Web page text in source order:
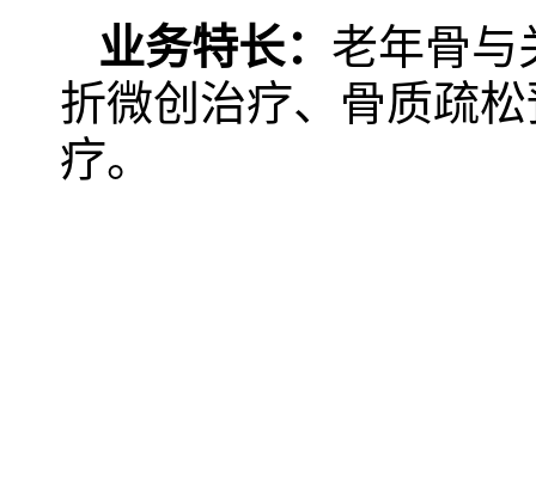
业务特长： 老年骨与
折微创治疗、骨质疏
疗。